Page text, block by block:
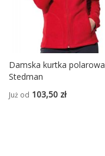
Damska kurtka polarowa
Stedman
Już od 103,50 zł